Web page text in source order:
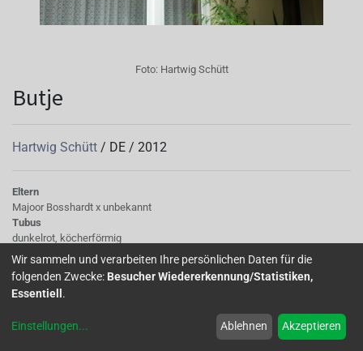
Foto: Hartwig Schütt
Butje
Hartwig Schütt / DE / 2012
Eltern
Majoor Bosshardt x unbekannt
Tubus
dunkelrot, köcherförmig
Sepalen
dunkelrot
Korolle/Petalen
basis- dunkelrot, schwarz
einfach
Wir sammeln und verarbeiten Ihre persönlichen Daten für die
folgenden Zwecke: Besucher Wiedererkennung/Statistiken,
Essentiell .
Einstellungen... Ablehnen Akzeptieren